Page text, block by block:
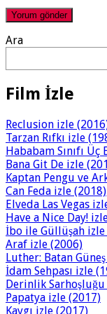
Ara
Film İzle
Reclusion izle
Tarzan Rıfkı izle
Hababam Sınıfı
Bana Git De izle
Kaptan Pengu ve
Can Feda izle (2018)
Elveda Las Vegas
Have a Nice Day!
İbo ile Güllüşah izle
Araf izle (2006)
Luther: Batan
İdam Sehpası izle
Derinlik
Papatya izle (2017)
Kaygı izle (2017)